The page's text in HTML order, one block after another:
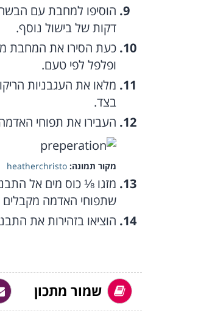
הוסיפו למחבת עם
דקות של בישול נוסף.
כעת הסירו את המחבת
ופלפל לפי טעם.
מלאו את העגבניות
בצד.
העבירו את תפוחי
מקור תמונה: heatherchristo
מזגו ⅛ כוס מים אל
שתפוחי האדמה מקבלים
הוציאו בזהירות את
שמור מתכון